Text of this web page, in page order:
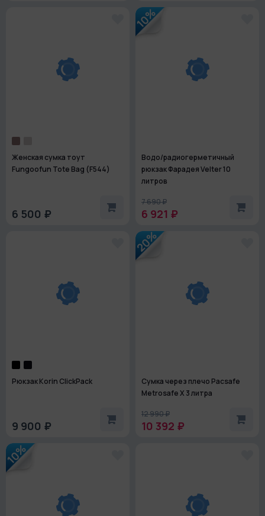
Женская сумка тоут
Fungoofun Tote Bag (F544)
6 500 ₽
10%
Водо/радиогерметичный
рюкзак Фарадея Velter 10
литров
7 690 ₽
6 921 ₽
Рюкзак Korin ClickPack
9 900 ₽
20%
Сумка через плечо Pacsafe
Metrosafe X 3 литра
12 990 ₽
10 392 ₽
10%